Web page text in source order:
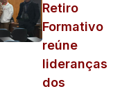
Retiro
Formativo
reúne
lideranças
dos